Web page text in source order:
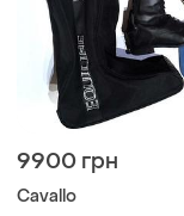
9900 грн
Cavallo